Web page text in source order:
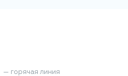
— горячая линия